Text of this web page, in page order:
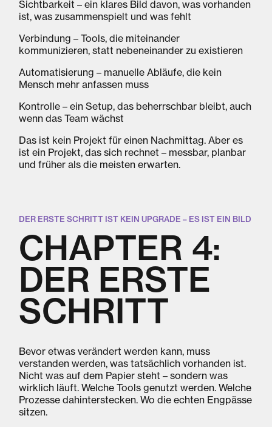
Sichtbarkeit – ein klares Bild davon, was vorhanden
ist, was zusammenspielt und was fehlt
Verbindung – Tools, die miteinander
kommunizieren, statt nebeneinander zu existieren
Automatisierung – manuelle Abläufe, die kein
Mensch mehr anfassen muss
Kontrolle – ein Setup, das beherrschbar bleibt, auch
wenn das Team wächst
Das ist kein Projekt für einen Nachmittag. Aber es
ist ein Projekt, das sich rechnet – messbar, planbar
und früher als die meisten erwarten.
DER ERSTE SCHRITT IST KEIN UPGRADE – ES IST EIN BILD
CHAPTER 4:
DER ERSTE
SCHRITT
Bevor etwas verändert werden kann, muss
verstanden werden, was tatsächlich vorhanden ist.
Nicht was auf dem Papier steht – sondern was
wirklich läuft. Welche Tools genutzt werden. Welche
Prozesse dahinterstecken. Wo die echten Engpässe
sitzen.